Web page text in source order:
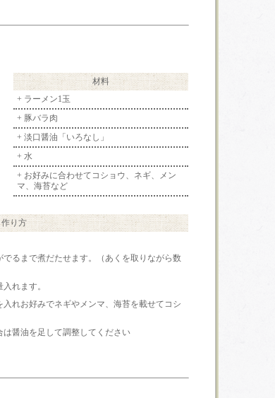
材料
+ ラーメン1玉
+ 豚バラ肉
+ 淡口醤油「いろなし」
+ 水
+ お好みに合わせてコショウ、ネギ、メン
マ、海苔など
作り方
るまで煮だたせます。（あくを取りながら数
れます。
れお好みでネギやメンマ、海苔を載せてコシ
醤油を足して調整してください